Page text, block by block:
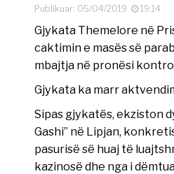
Publikuar: 05/04/2019
19:14
Gjykata Themelore në
caktimin e masës së
mbajtja në pronësi
Gjykata ka marr
Sipas gjykatës, ekziston
Gashi” në Lipjan,
pasurisë së huaj të
kazinosë dhe nga i